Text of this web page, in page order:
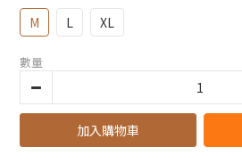
M L XL
數量
加入購物車